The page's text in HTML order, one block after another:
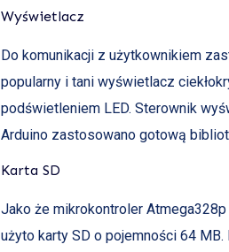
Wyświetlacz
Do komunikacji z użytkownikiem
popularny i tani wyświetlacz
podświetleniem LED. Sterownik
Arduino zastosowano gotową
Karta SD
Jako że mikrokontroler Atmega328p
użyto karty SD o pojemności 64